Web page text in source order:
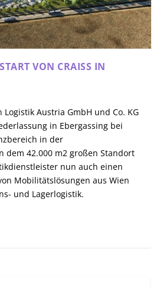
VON CRAISS IN
Logistik Austria GmbH und Co. KG
in Ebergassing bei
in der
dem 42.000 m2 großen Standort
nun auch einen
Mobilitätslösungen aus Wien
und Lagerlogistik.